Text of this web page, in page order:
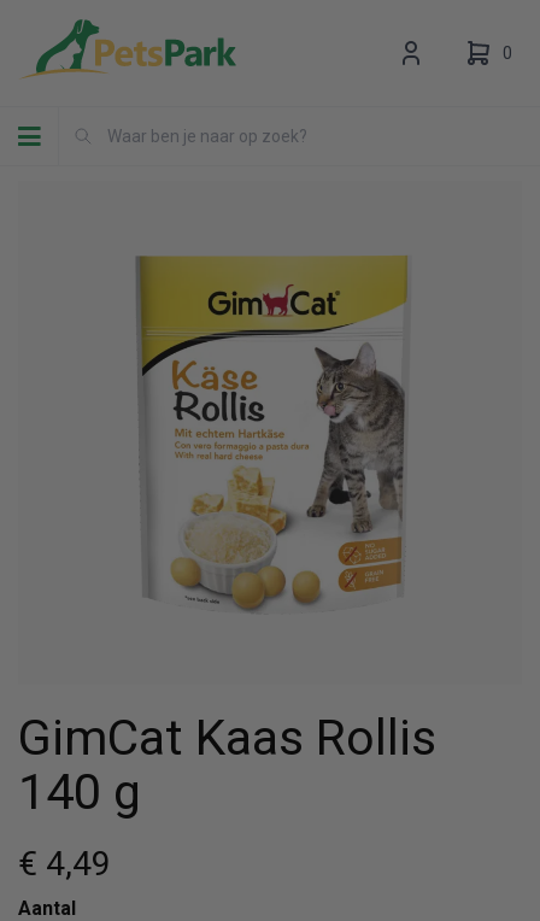
Toggle navigation
0
Uw winkelwagen is leeg.
Vul hem met producten.
GimCat Kaas Rollis
140 g
€ 4,49
Aantal